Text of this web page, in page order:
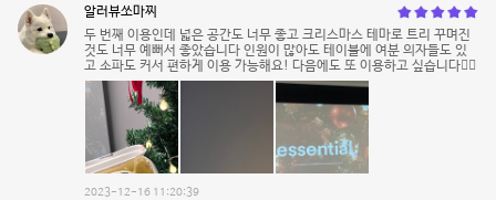
알러뷰쏘마찌
두 번째 이용인데 넓은 공간도 너무 좋고 크리스마스 테마로 트리 꾸며진
것도 너무 예뻐서 좋았습니다 인원이 많아도 테이블에 여분 의자들도 있
고 소파도 커서 편하게 이용 가능해요! 다음에도 또 이용하고 싶습니다👍🏻
2023-12-16 11:20:39